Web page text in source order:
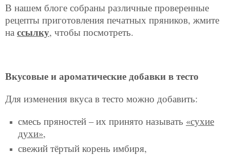
В нашем блоге собраны различные проверенные
рецепты приготовления печатных пряников, жмите
на ссылку, чтобы посмотреть.
Вкусовые и ароматические добавки в тесто
Для изменения вкуса в тесто можно добавить:
смесь пряностей – их принято называть «сухие
духи»,
свежий тёртый корень имбиря,